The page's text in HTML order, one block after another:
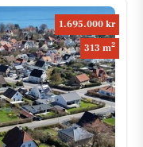
1.695.000 kr
313 m2